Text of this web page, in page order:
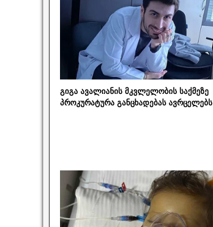
გიგა ავალიანის მკვლელობის საქმეზე
პროკურატურა განცხადებას ავრცელებს